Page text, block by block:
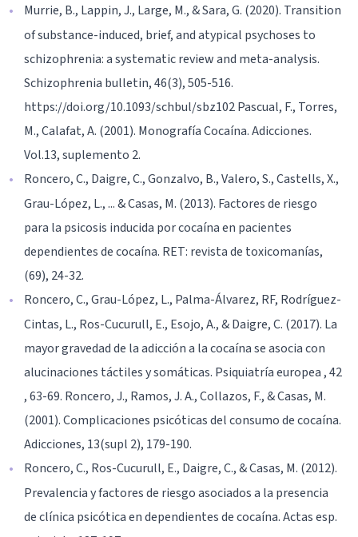
Murrie, B., Lappin, J., Large, M., & Sara, G. (2020). Transition
of substance-induced, brief, and atypical psychoses to
schizophrenia: a systematic review and meta-analysis.
Schizophrenia bulletin, 46(3), 505-516.
https://doi.org/10.1093/schbul/sbz102 Pascual, F., Torres,
M., Calafat, A. (2001). Monografía Cocaína. Adicciones.
Vol.13, suplemento 2.
Roncero, C., Daigre, C., Gonzalvo, B., Valero, S., Castells, X.,
Grau-López, L., ... & Casas, M. (2013). Factores de riesgo
para la psicosis inducida por cocaína en pacientes
dependientes de cocaína. RET: revista de toxicomanías,
(69), 24-32.
Roncero, C., Grau-López, L., Palma-Álvarez, RF, Rodríguez-
Cintas, L., Ros-Cucurull, E., Esojo, A., & Daigre, C. (2017). La
mayor gravedad de la adicción a la cocaína se asocia con
alucinaciones táctiles y somáticas. Psiquiatría europea , 42
, 63-69. Roncero, J., Ramos, J. A., Collazos, F., & Casas, M.
(2001). Complicaciones psicóticas del consumo de cocaína.
Adicciones, 13(supl 2), 179-190.
Roncero, C., Ros-Cucurull, E., Daigre, C., & Casas, M. (2012).
Prevalencia y factores de riesgo asociados a la presencia
de clínica psicótica en dependientes de cocaína. Actas esp.